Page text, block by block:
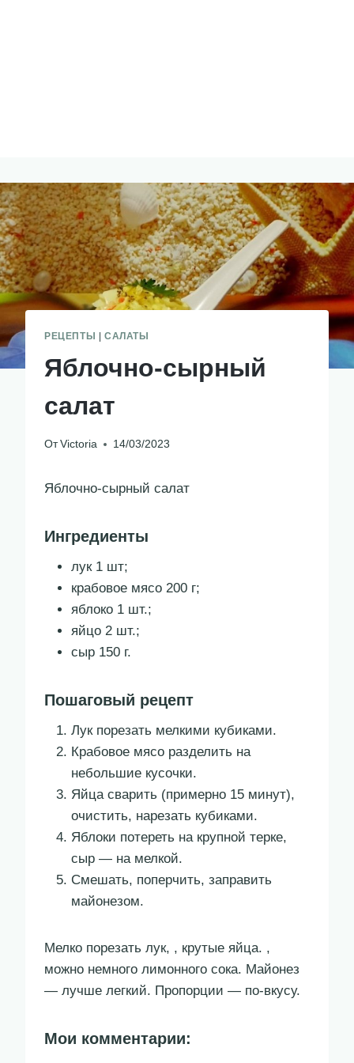
РЕЦЕПТЫ САЛАТЫ
Яблочно-сырный
салат
От Victoria 14/03/2023
Яблочно-сырный салат
Ингредиенты
лук 1 шт;
крабовое мясо 200 г;
яблоко 1 шт.;
яйцо 2 шт.;
сыр 150 г.
Пошаговый рецепт
Лук порезать мелкими кубиками.
Крабовое мясо разделить на
небольшие кусочки.
Яйца сварить (примерно 15 минут),
очистить, нарезать кубиками.
Яблоки потереть на крупной терке,
сыр — на мелкой.
Смешать, поперчить, заправить
майонезом.
Мелко порезать лук, , крутые яйца. ,
можно немного лимонного сока. Майонез
— лучше легкий. Пропорции — по-вкусу.
Мои комментарии: